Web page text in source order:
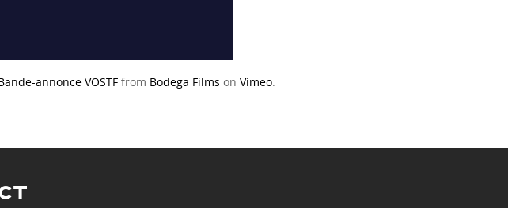
annonce VOSTF from Bodega Films on Vimeo